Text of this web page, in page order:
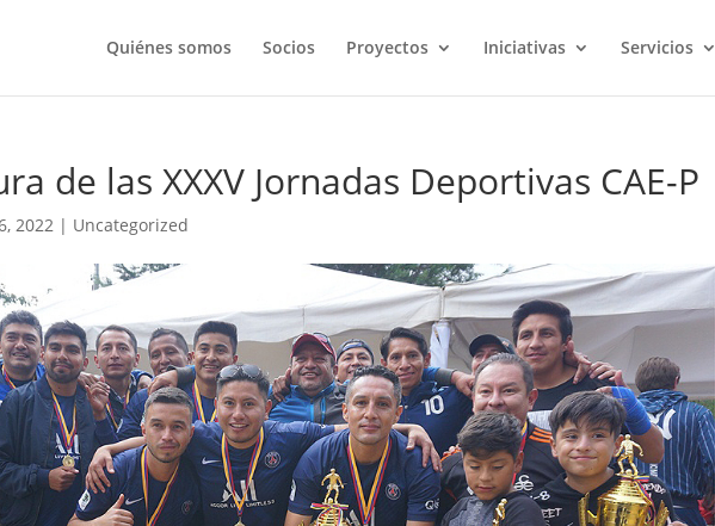
Quiénes somos Socios Proyectos Iniciativas Servicios
de las XXXV Jornadas Deportivas CAE-P
2022 | Uncategorized